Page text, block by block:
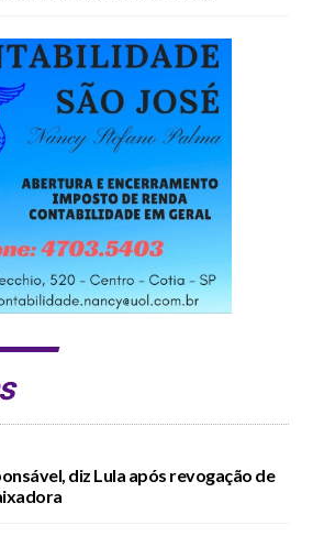
diz Lula após revogação de